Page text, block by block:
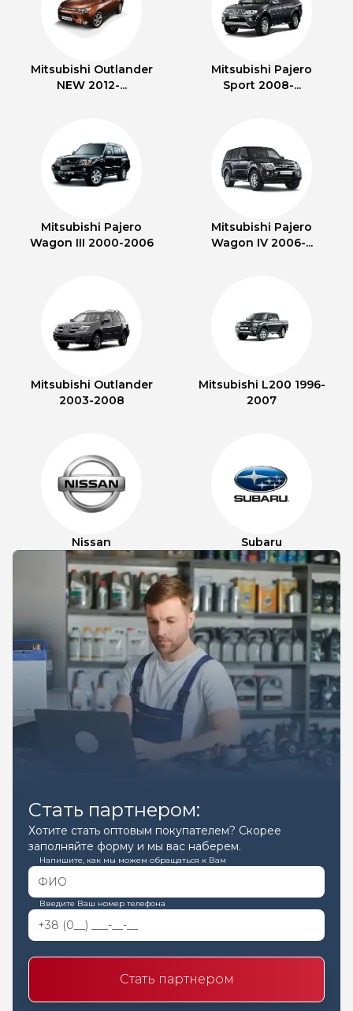
Mitsubishi Outlander
NEW 2012-...
Mitsubishi Pajero
Sport 2008-...
Mitsubishi Pajero
Wagon III 2000-2006
Mitsubishi Pajero
Wagon IV 2006-...
Mitsubishi Outlander
2003-2008
Mitsubishi L200 1996-
2007
Nissan Subaru
Стать партнером:
Хотите стать оптовым покупателем? Скорее
заполняйте форму и мы вас наберем.
Напишите, как мы можем обращаться к Вам
Введите Ваш номер телефона
Стать партнером